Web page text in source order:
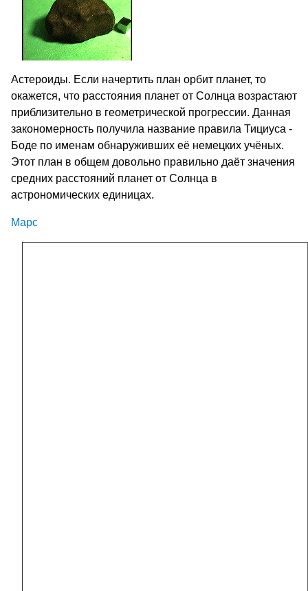
Астероиды. Если начертить план орбит планет, то
окажется, что расстояния планет от Солнца возрастают
приблизительно в геометрической прогрессии. Данная
закономерность получила название правила Тициуса -
Боде по именам обнаруживших её немецких учёных.
Этот план в общем довольно правильно даёт значения
средних расстояний планет от Солнца в
астрономических единицах.
Марс